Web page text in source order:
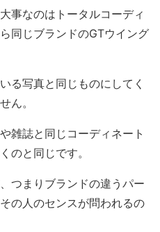
事なのはトータルコーディ
同じブランドのGTウイング
る写真と同じものにしてく
ん。
雑誌と同じコーディネート
のと同じです。
つまりブランドの違うパー
の人のセンスが問われるの